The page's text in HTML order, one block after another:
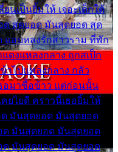
นเป็นยิ้มให้ เจอะเด็กใต้
ด สุดยอด มันสุดยอด สุด
แอบหลงรักสาวราม ที่พัก
ดงแหลงกลาง ถูกสเป็ก
าไปแหลงกลาง กลัว
อมาซื้อข้าว แต่ก่อนนั้น
คยไยดี คราวนี้เธอยิ้มให้
ด มันสุดยอด มันสุดยอด
มันสุดยอด มันสุดยอด
มันสุดยอด มันสุดยอด